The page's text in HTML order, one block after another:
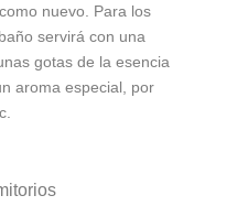
nuevo. Para los
servirá con una
gotas de la esencia
aroma especial, por